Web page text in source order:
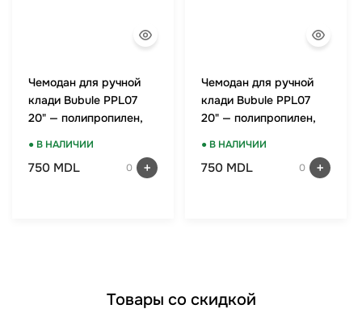
Чемодан для ручной
клади Bubule PPL07
20" — полипропилен,
● В НАЛИЧИИ
750 MDL 0
Чемодан для ручной
клади Bubule PPL07
20" — полипропилен,
● В НАЛИЧИИ
750 MDL 0
Товары со скидкой